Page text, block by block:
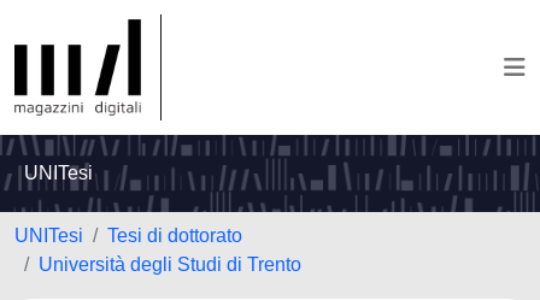
UNITesi
UNITesi
Tesi di dottorato
Università degli Studi di Trento